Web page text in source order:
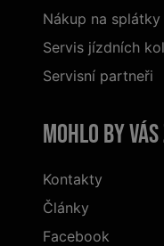
Nákup na splátky
Servis jízdních kol
Servisní partneři
Mohlo by
Kontakty
Články
Facebook